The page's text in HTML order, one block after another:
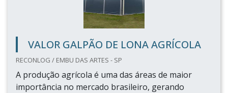
VALOR GALPÃO DE LONA AGRÍCOLA
RECONLOG / EMBU DAS ARTES - SP
A produção agrícola é uma das áreas de maior
importância no mercado brasileiro, gerando